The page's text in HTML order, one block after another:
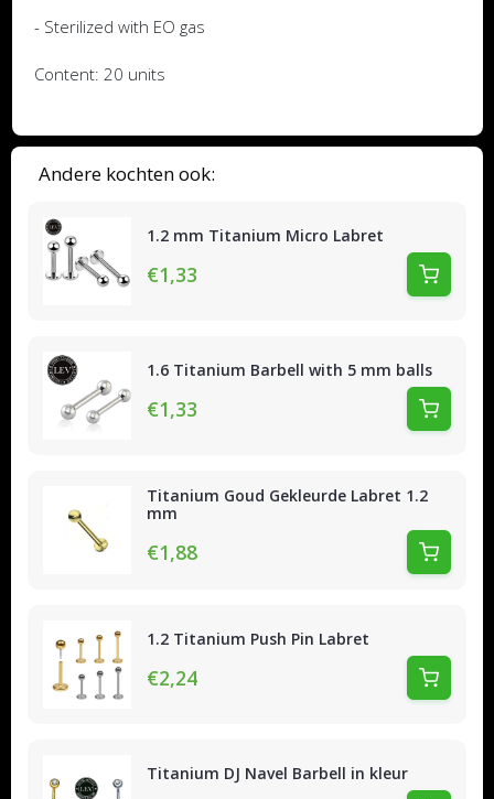
Andere kochten ook:
1.2 mm Titanium Micro Labret
€1,33
1.6 Titanium Barbell with 5 mm balls
€1,33
Titanium Goud Gekleurde Labret 1.2
mm
€1,88
1.2 Titanium Push Pin Labret
€2,24
Titanium DJ Navel Barbell in kleur
- Sterilized with EO gas
Content: 20 units